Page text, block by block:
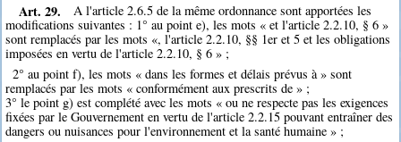
Art. 29.
A l'article 2.6.5 de la même ordonnance sont apportées les
modifications suivantes : 1° au point e), les mots « et l'article 2.2.10, § 6 »
sont remplacés par les mots «, l'article 2.2.10, §§ 1er et 5 et les obligations
imposées en vertu de l'article 2.2.10, § 6 » ;
2° au point f), les mots « dans les formes et délais prévus à » sont
remplacés par les mots « conformément aux prescrits de » ;
3° le point g) est complété avec les mots « ou ne respecte pas les exigences
fixées par le Gouvernement en vertu de l'article 2.2.15 pouvant entraîner des
dangers ou nuisances pour l'environnement et la santé humaine » ;